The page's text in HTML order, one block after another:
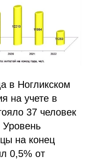
в Ногликском
на учете в
37 человек
Уровень
на конец
0,5% от